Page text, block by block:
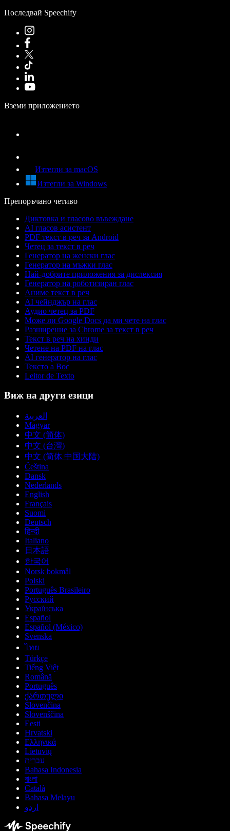
Последвай Speechify
Вземи приложението
Изтегли за macOS
Изтегли за Windows
Препоръчано четиво
Диктовка и гласово въвеждане
AI гласов асистент
PDF текст в реч за Android
Четец за текст в реч
Генератор на женски глас
Генератор на мъжки глас
Най-добрите приложения за дислексия
Генератор на роботизиран глас
Аниме текст в реч
AI чейнджър на глас
Аудио четец за PDF
Може ли Google Docs да ми чете на глас
Разширение за Chrome за текст в реч
Текст в реч на хинди
Четене на PDF на глас
AI генератор на глас
Тексто а Вос
Leitor de Texto
Виж на други езици
العربية
Magyar
中文 (简体)
中文 (台灣)
中文 (简体 中国大陆)
Čeština
Dansk
Nederlands
English
Français
Suomi
Deutsch
हिन्दी
Italiano
日本語
한국어
Norsk bokmål
Polski
Português Brasileiro
Русский
Українська
Español
Español (México)
Svenska
ไทย
Türkçe
Tiếng Việt
Română
Português
ქართული
Slovenčina
Slovenščina
Eesti
Hrvatski
Ελληνικά
Lietuvių
עברית
Bahasa Indonesia
বাংলা
Català
Bahasa Melayu
اردو